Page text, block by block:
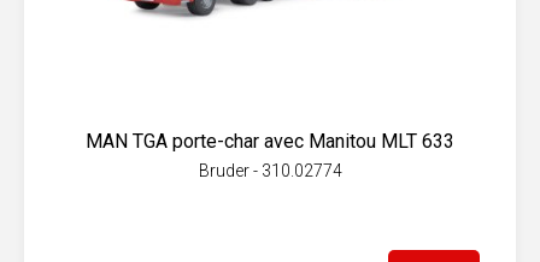
MAN TGA porte-char avec Manitou MLT 633
Bruder - 310.02774